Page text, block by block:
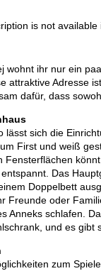
is not
wohnt ihr nur ein
attraktive Adresse
dafür, dass
lässt sich die
First und weiß
Das
Doppelbett
Freunde oder
Anneks schlafen.
und es
zum